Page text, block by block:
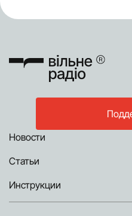
Новости
Статьи
Инструкции